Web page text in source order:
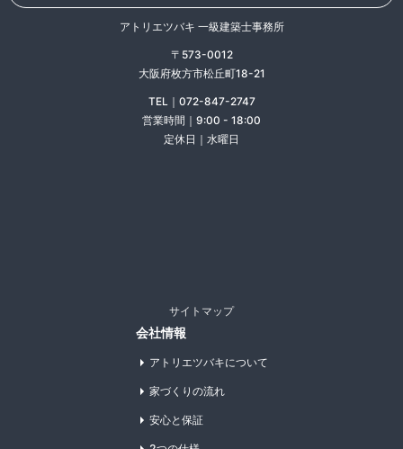
アトリエツバキ 一級建築士事務所
〒573-0012
大阪府枚方市松丘町18-21
TEL｜072-847-2747
営業時間｜9:00 - 18:00
定休日｜水曜日
サイトマップ
会社情報
アトリエツバキについて
家づくりの流れ
安心と保証